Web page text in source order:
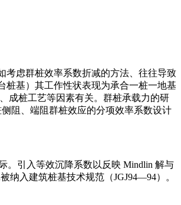
考虑群桩效率系数折减的方法、往往导致
桩基）其工作性状表现为承合一桩一地基
成桩工艺等因素有关。群桩承载力的研
阻、端阻群桩效应的分项效率系数设计
。引入等效沉降系数以反映 Mindlin 解与
纳入建筑桩基技术规范（JGJ94—94）。